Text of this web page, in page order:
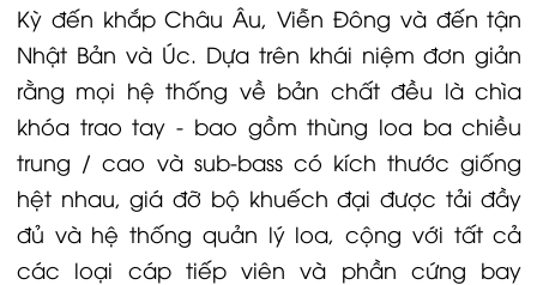
Kỳ đến khắp Châu Âu, Viễn Đông và đến tận
Nhật Bản và Úc. Dựa trên khái niệm đơn giản
rằng mọi hệ thống về bản chất đều là chìa
khóa trao tay - bao gồm thùng loa ba chiều
trung / cao và sub-bass có kích thước giống
hệt nhau, giá đỡ bộ khuếch đại được tải đầy
đủ và hệ thống quản lý loa, cộng với tất cả
các loại cáp tiếp viên và phần cứng bay